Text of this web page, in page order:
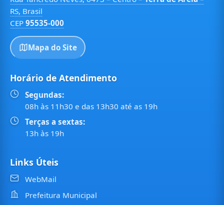
RS, Brasil
CEP 95535-000
Mapa do Site
Horário de Atendimento
Segundas:
08h às 11h30 e das 13h30 até as 19h
Terças a sextas:
13h às 19h
Links Úteis
WebMail
Prefeitura Municipal